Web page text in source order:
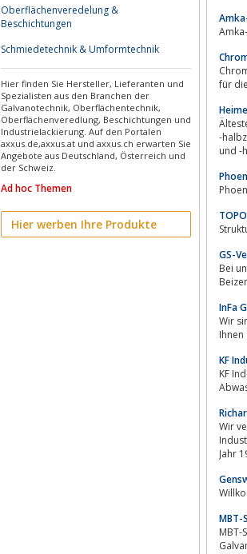
Oberflächenveredelung &
Beschichtungen
Schmiedetechnik & Umformtechnik
Hier finden Sie Hersteller, Lieferanten und
Spezialisten aus den Branchen der
Galvanotechnik, Oberflächentechnik,
Oberflächenveredlung, Beschichtungen und
Industrielackierung. Auf den Portalen
axxus.de,axxus.at und axxus.ch erwarten Sie
Angebote aus Deutschland, Österreich und
der Schweiz.
Ad hoc Themen
Hier werben Ihre Produkte
Älteste
-halbzeuge, Kontaktwerkstoffe, Anoden, Galvanogeräte und
GS-
Bei
InFa
Wir
KF
KF
Wir
Industriegehäuse, Folientastaturen,
Jahr
MBT-
MBT-Schneider
Galvanik, Oberflächentechnik, Vernickeln, Vergolden, Versilbern,